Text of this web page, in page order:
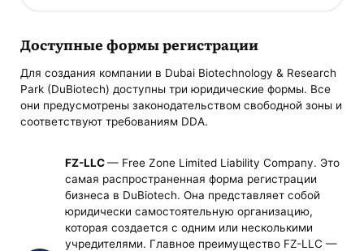
Доступные формы регистрации
Для создания компании в Dubai Biotechnology & Research
Park (DuBiotech) доступны три юридические формы. Все
они предусмотрены законодательством свободной зоны и
соответствуют требованиям DDA.
FZ-LLC— Free Zone Limited Liability Company. Это
самая распространенная форма регистрации
бизнеса в DuBiotech. Она представляет собой
юридически самостоятельную организацию,
которая создается с одним или несколькими
учредителями. Главное преимущество FZ-LLC —